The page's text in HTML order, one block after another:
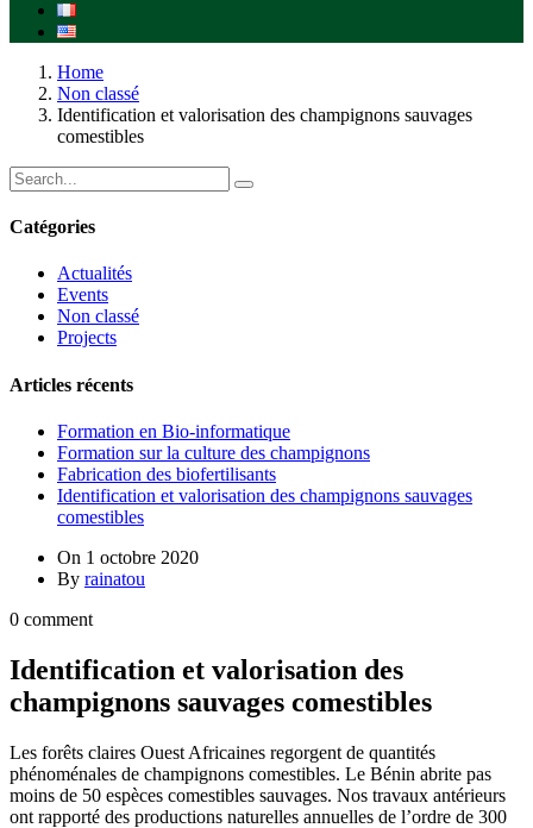
Home
Non classé
Identification et valorisation des champignons sauvages
comestibles
Catégories
Actualités
Events
Non classé
Projects
Articles récents
Formation en Bio-informatique
Formation sur la culture des champignons
Fabrication des biofertilisants
Identification et valorisation des champignons sauvages
comestibles
On 1 octobre 2020
By rainatou
0 comment
Identification et valorisation des
champignons sauvages comestibles
Les forêts claires Ouest Africaines regorgent de quantités
phénoménales de champignons comestibles. Le Bénin abrite pas
moins de 50 espèces comestibles sauvages. Nos travaux antérieurs
ont rapporté des productions naturelles annuelles de l’ordre de 300